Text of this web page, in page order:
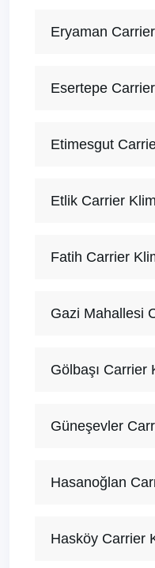
Eryaman
Esertepe
Etimesgut
Etlik Carrier
Fatih Carrier
Gazi Mahallesi
Gölbaşı Carrier
Güneşevler
Hasanoğlan
Hasköy Carrier